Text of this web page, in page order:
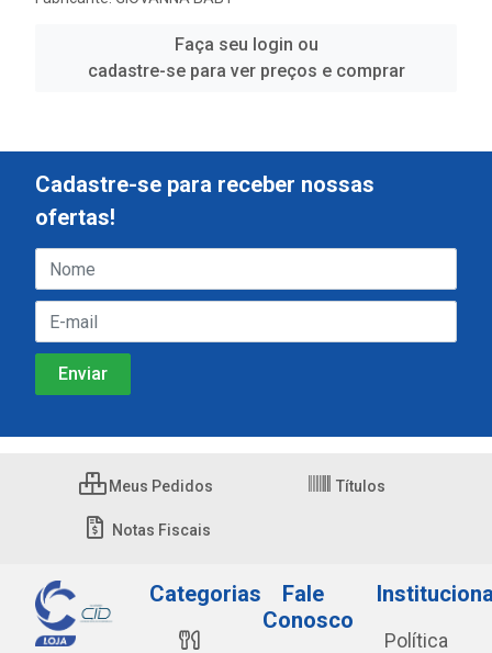
Faça seu login ou
cadastre-se para ver preços e comprar
Cadastre-se para receber nossas
ofertas!
Meus Pedidos Títulos
Notas Fiscais
Categorias
Fale
Conosco
Política